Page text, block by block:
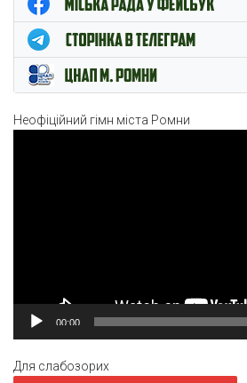
Неофіційний гімн міста Ромни
00:00
Для слабозорих